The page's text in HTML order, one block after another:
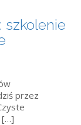
szkolenie
przez
[…]